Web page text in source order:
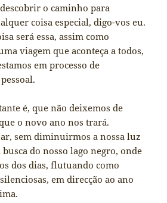
o caminho para
coisa especial, digo-vos eu.
será essa, assim como
viagem que aconteça a todos,
em processo de
é, que não deixemos de
o novo ano nos trará.
sem diminuirmos a nossa luz
do nosso lago negro, onde
dos dias, flutuando como
em direcção ao ano